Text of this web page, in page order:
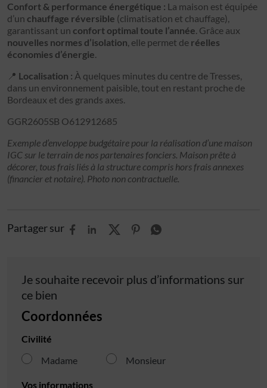
Confort & performance énergétique : La maison est équipée
d’un chauffage réversible (climatisation et chauffage),
garantissant un confort optimal toute l’année. Grâce aux
nouvelles normes d’isolation, elle permet de réelles
économies d’énergie.
📍 Localisation : À quelques minutes du centre de Tresses,
dans un environnement paisible, tout en restant proche de
Bordeaux et des grands axes.
GGR2605SB O612912685
Exemple d’enveloppe budgétaire pour la réalisation d’une maison
IGC sur le terrain de nos partenaires fonciers. Maison prête à
décorer, tous frais liés à la structure compris hors frais annexes
(financier et notaire). Photo non contractuelle.
Partager sur
Je souhaite recevoir plus d’informations sur
ce bien
Coordonnées
Civilité
Madame
Monsieur
Vos informations